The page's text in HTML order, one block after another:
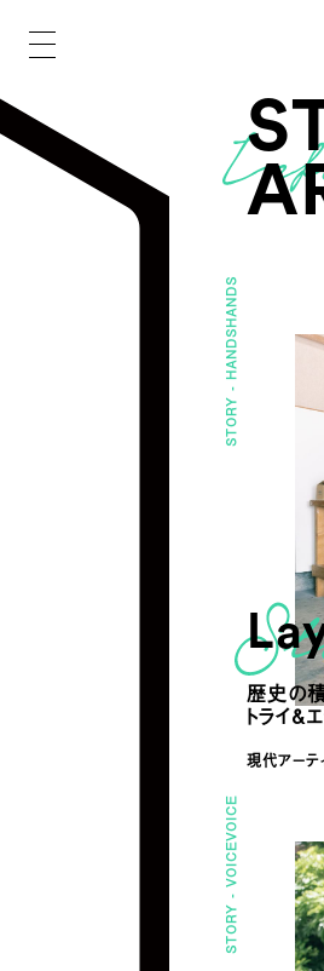
STORY -
HANDS
HANDS
歴史の
トライ&
現代アー
STORY -
VOICE
VOICE